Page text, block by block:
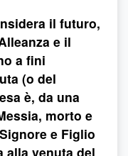
il futuro,
e il
a fini
(o del
è, da una
morto e
e Figlio
alla venuta del